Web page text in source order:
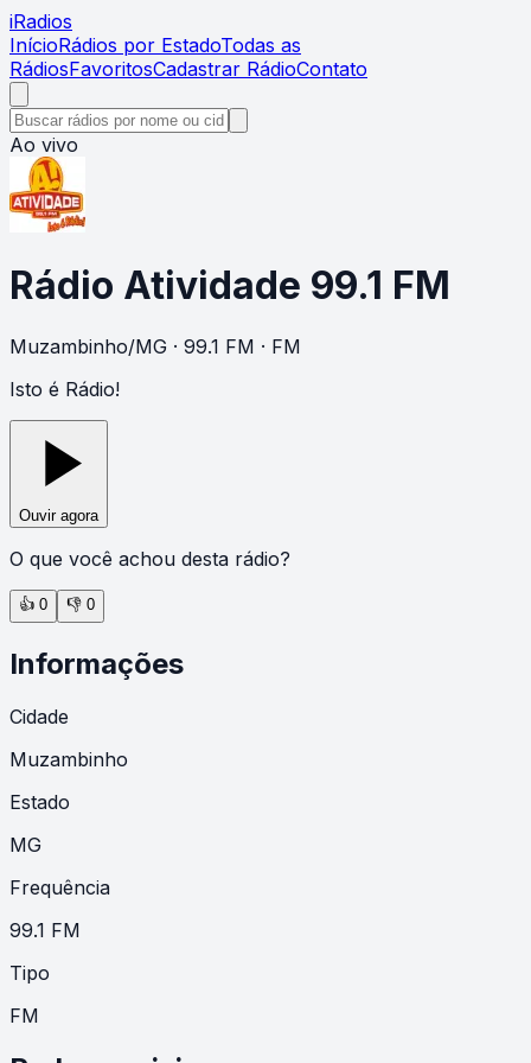
iRadios
InícioRádios por EstadoTodas as
RádiosFavoritosCadastrar RádioContato
Ao vivo
Rádio Atividade 99.1 FM
Muzambinho/MG · 99.1 FM · FM
Isto é Rádio!
Ouvir agora
O que você achou desta rádio?
👍 0 👎 0
Informações
Cidade
Muzambinho
Estado
MG
Frequência
99.1 FM
Tipo
FM